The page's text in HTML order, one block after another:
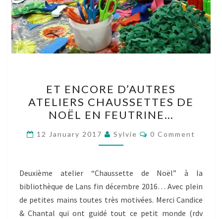
ENCORE
D’AUTRES
ATELIERS
CHAUSSETTES
DE
EN
FEUTRINE…
ET ENCORE D’AUTRES
ATELIERS CHAUSSETTES DE
NOËL EN FEUTRINE…
12 January 2017 Sylvie Comments
0 Comment
Deuxième atelier “Chaussette de Noël” à la
bibliothèque de Lans fin décembre 2016… Avec plein
de petites mains toutes très motivées. Merci Candice
& Chantal qui ont guidé tout ce petit monde (rdv